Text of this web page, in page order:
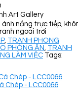
Art Gallery
ánh nắng trực tiếp,
ngoài trời
, TRANH PHONG
PHÒNG ĂN TRANH
LÀM VIỆC Tags: